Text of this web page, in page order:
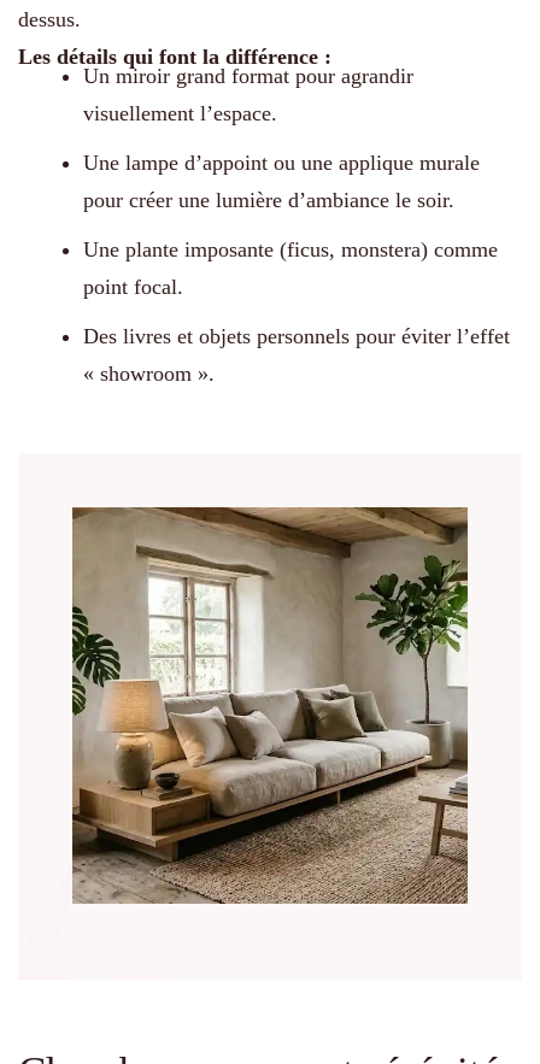
dessus.
Les détails qui font la différence :
Un miroir grand format pour agrandir
visuellement l’espace.
Une lampe d’appoint ou une applique murale
pour créer une lumière d’ambiance le soir.
Une plante imposante (ficus, monstera) comme
point focal.
Des livres et objets personnels pour éviter l’effet
« showroom ».